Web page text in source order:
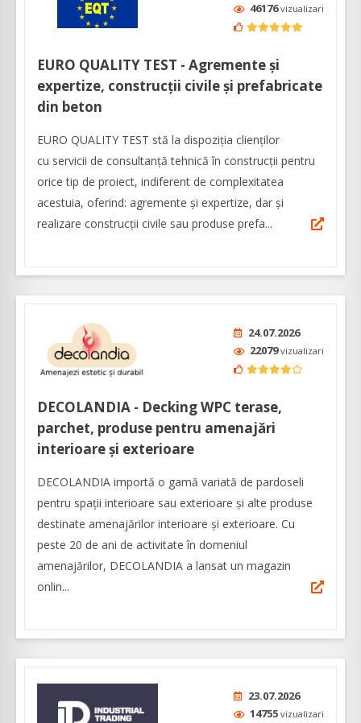
46176vizualizari
EURO QUALITY TEST - Agremente și
expertize, construcții civile și prefabricate
din beton
EURO QUALITY TEST stă la dispoziția clienților
cu servicii de consultanță tehnică în construcții pentru
orice tip de proiect, indiferent de complexitatea
acestuia, oferind: agremente și expertize, dar şi
realizare construcții civile sau produse prefa...
24.07.2026
22079vizualizari
DECOLANDIA - Decking WPC terase,
parchet, produse pentru amenajări
interioare și exterioare
DECOLANDIA importă o gamă variată de pardoseli
pentru spații interioare sau exterioare și alte produse
destinate amenajărilor interioare și exterioare. Cu
peste 20 de ani de activitate în domeniul
amenajărilor, DECOLANDIA a lansat un magazin
onlin...
23.07.2026
14755 vizualizari